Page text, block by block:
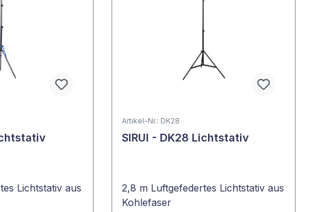
Lichtstativ aus
Artikel-Nr.: DK28
SIRUI - DK28 Lichtstativ
2,8 m Luftgefedertes Lichtstativ aus
Kohlefaser